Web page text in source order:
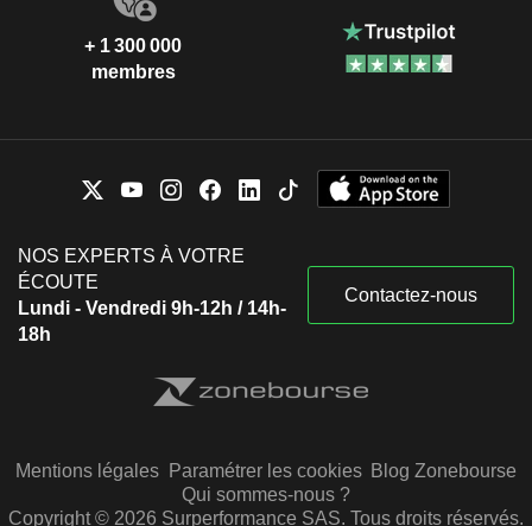
+ 1 300 000
membres
NOS EXPERTS À VOTRE
ÉCOUTE
Lundi - Vendredi 9h-12h / 14h-
18h
Contactez-nous
Mentions légales Paramétrer les cookies Blog Zonebourse
Qui sommes-nous ?
Copyright © 2026 Surperformance SAS. Tous droits réservés.